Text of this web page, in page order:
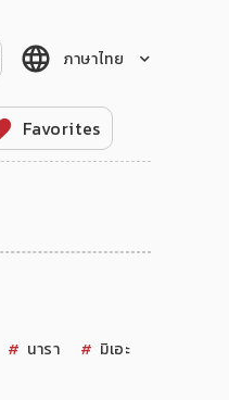
ภาษาไทย
Favorites
นารา
มิเอะ